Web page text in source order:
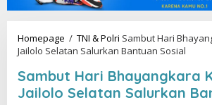
Homepage / TNI & Polri Sambut Hari
Jailolo Selatan Salurkan Bantuan Sosial
Sambut Hari Bhayangkara
Jailolo Selatan Salurkan